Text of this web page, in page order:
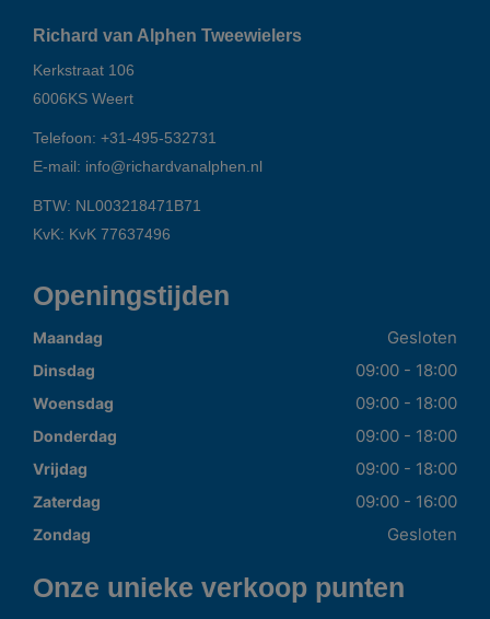
Richard van Alphen Tweewielers
Kerkstraat 106
6006KS Weert
Telefoon: +31-495-532731
E-mail: info@richardvanalphen.nl
BTW: NL003218471B71
KvK: KvK 77637496
Openingstijden
Maandag Gesloten
Dinsdag 09:00 - 18:00
Woensdag 09:00 - 18:00
Donderdag 09:00 - 18:00
Vrijdag 09:00 - 18:00
Zaterdag 09:00 - 16:00
Zondag Gesloten
Onze unieke verkoop punten